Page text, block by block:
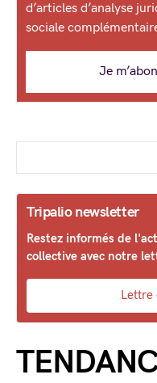
d’articles d’analyse
sociale
Je
Tripalio newsletter
Restez informés de
collective avec notre
Lettre